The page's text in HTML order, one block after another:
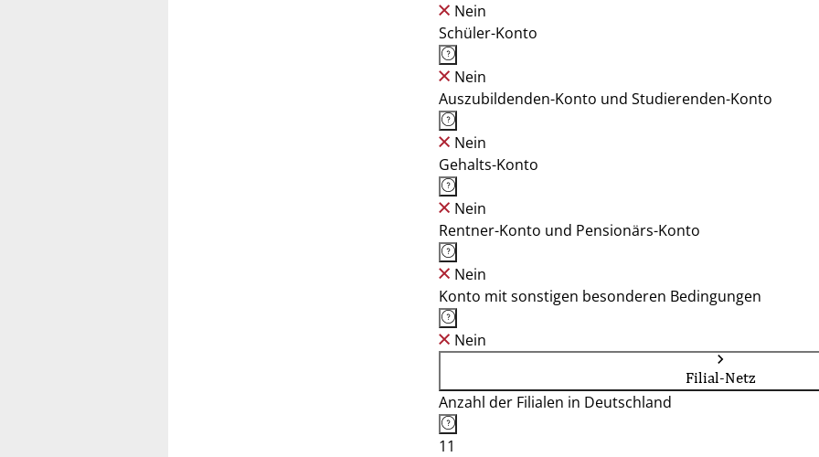
Nein
Schüler-Konto
Nein
Auszubildenden-Konto und Studierenden-Konto
Nein
Gehalts-Konto
Nein
Rentner-Konto und Pensionärs-Konto
Nein
Konto mit sonstigen besonderen Bedingungen
Nein
Filial-Netz
Anzahl der Filialen in Deutschland
11